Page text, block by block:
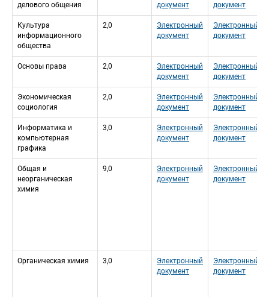
делового общения
документ
документ
Культура
информационного
общества
2,0
Электронный
документ
Электронный
документ
Основы права 2,0
Электронный
документ
Электронный
документ
Экономическая
социология
2,0
Электронный
документ
Электронный
документ
Информатика и
компьютерная
графика
3,0
Электронный
документ
Электронный
документ
Общая и
неорганическая
химия
9,0
Электронный
документ
Электронный
документ
Органическая химия 3,0
Электронный
документ
Электронный
документ